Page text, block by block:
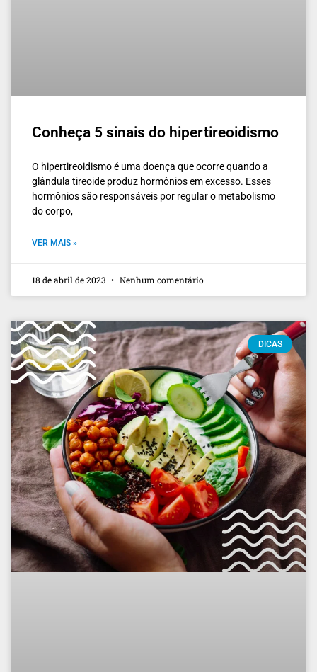
Conheça 5 sinais do hipertireoidismo
O hipertireoidismo é uma doença que ocorre quando a
glândula tireoide produz hormônios em excesso. Esses
hormônios são responsáveis por regular o metabolismo
do corpo,
VER MAIS »
18 de abril de 2023 Nenhum comentário
DICAS